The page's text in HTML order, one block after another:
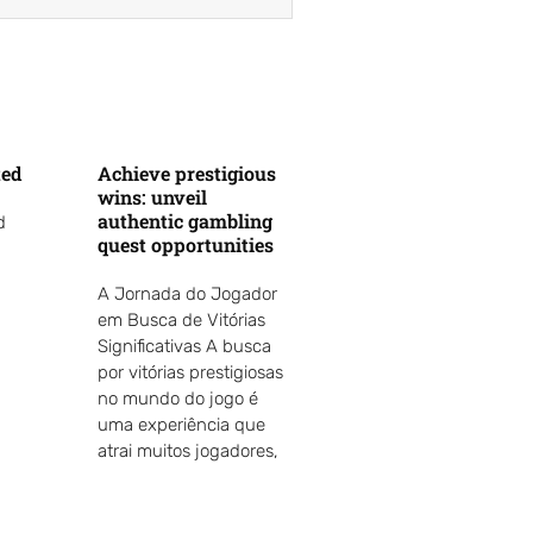
Achieve prestigious
wins: unveil
authentic gambling
quest opportunities
A Jornada do Jogador
em Busca de Vitórias
Significativas A busca
por vitórias prestigiosas
no mundo do jogo é
uma experiência que
atrai muitos jogadores,